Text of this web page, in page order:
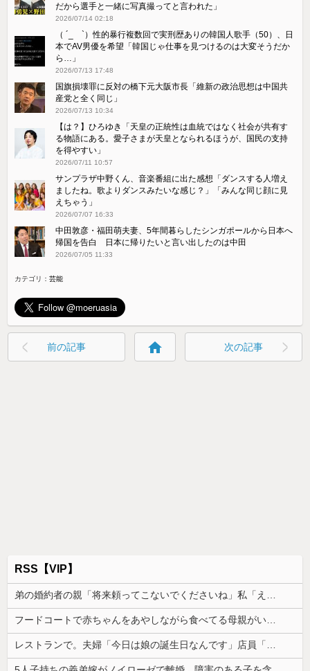
だから選手と一緒に写真撮ってと言われた」
2026/07/14 02:18
（ ´_ゝ`）性的暴行複数回で実刑歴ありの韓国人歌手（50）、日
本でAV男優を希望「韓国じゃ仕事を見つけるのは大変そうだか
ら…」
2026/07/13 17:48
国旗損壊罪に反対の橋下元大阪市長「維新の政治思想は中国共
産党と全く同じ」
2026/07/13 10:34
【は？】ひろゆき「天皇の正統性は血統ではなく社会が共有す
る物語にある。愛子さまが天皇となられるほうが、国民の支持
を得やすい」
2026/07/11 10:57
サンプラザ中野くん、音楽番組に出た感想「ダンスする人増え
ましたね。歌よりダンスみたいな感じ？」「みんな同じ顔に見
えちゃう」
2026/07/07 16:33
中田敦彦・福田萌夫妻、5年間暮らしたシンガポールから日本へ
帰国を告白 日本に帰りたいと言い出したのは中田
2026/07/05 11:33
カテゴリ：芸能
前の記事 home 次の記事
RSS【VIP】